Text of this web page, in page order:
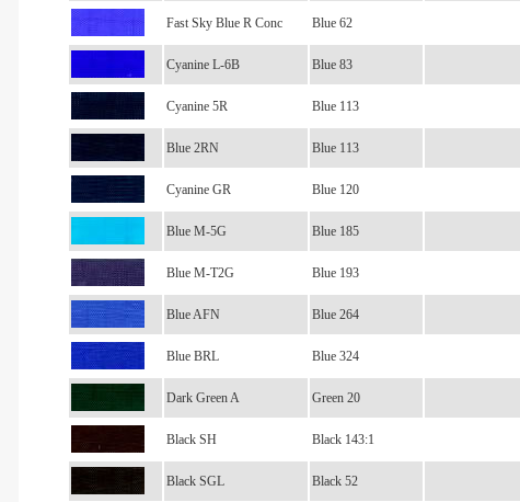
Fast Sky Blue R Conc Blue 62
Cyanine L-6B Blue 83
Cyanine 5R Blue 113
Blue 2RN Blue 113
Cyanine GR Blue 120
Blue M-5G Blue 185
Blue M-T2G Blue 193
Blue AFN Blue 264
Blue BRL Blue 324
Dark Green A Green 20
Black SH Black 143:1
Black SGL Black 52